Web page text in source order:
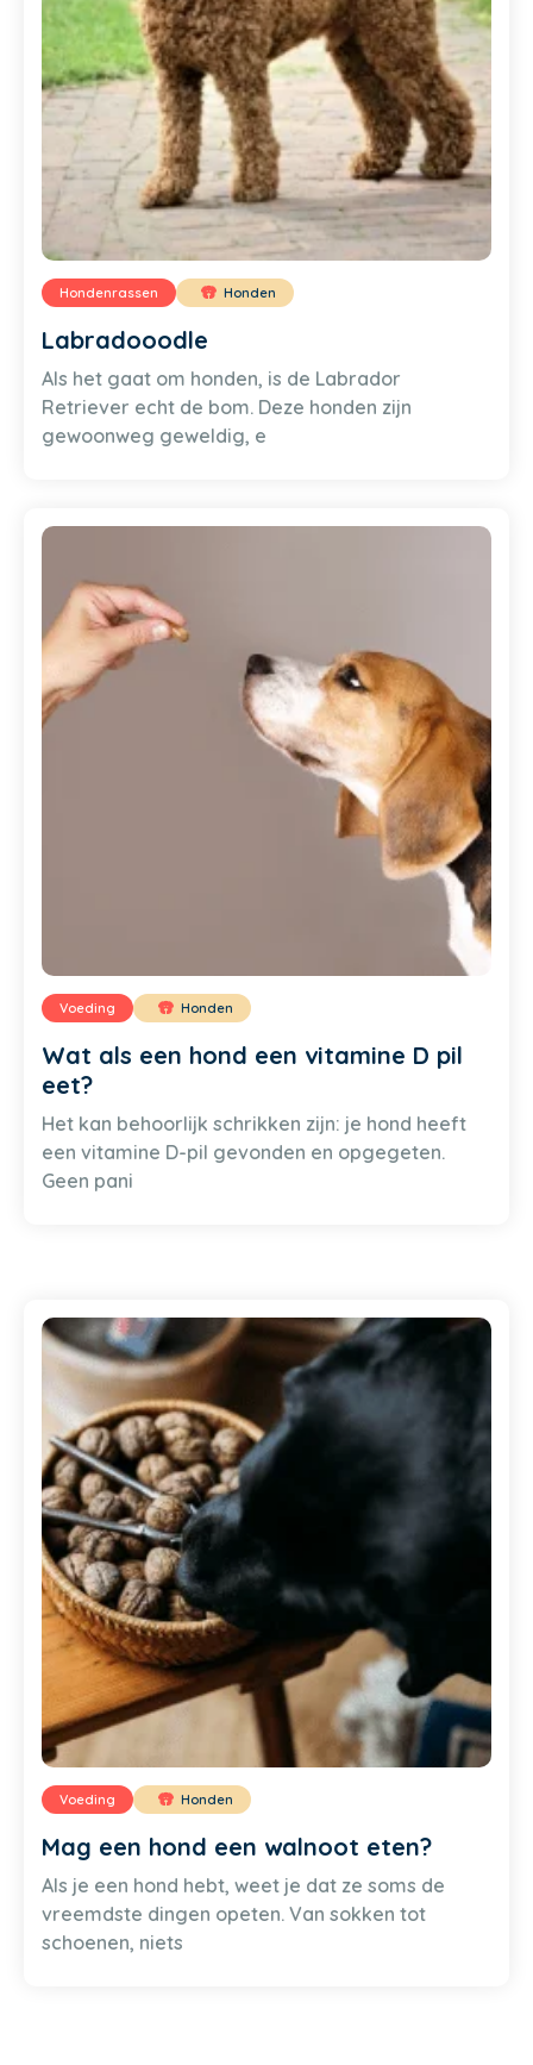
Hondenrassen Honden
Labradooodle
Als het gaat om honden, is de Labrador
Retriever echt de bom. Deze honden zijn
gewoonweg geweldig, e
Voeding Honden
Wat als een hond een vitamine D pil
eet?
Het kan behoorlijk schrikken zijn: je hond heeft
een vitamine D-pil gevonden en opgegeten.
Geen pani
Voeding Honden
Mag een hond een walnoot eten?
Als je een hond hebt, weet je dat ze soms de
vreemdste dingen opeten. Van sokken tot
schoenen, niets